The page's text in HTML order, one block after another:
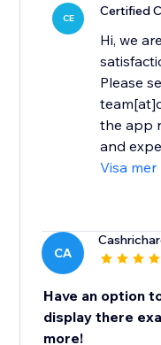
CE Certified
Hi, we
Please
the app
and
Visa mer
CA
Have an option
display there
more!